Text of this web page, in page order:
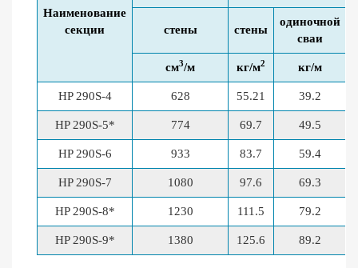
Наименование
секции
стены стены
одиночной
сваи
см3/м кг/м2 кг/м
HP 290S-4 628 55.21 39.2
HP 290S-5* 774 69.7 49.5
HP 290S-6 933 83.7 59.4
HP 290S-7 1080 97.6 69.3
HP 290S-8* 1230 111.5 79.2
HP 290S-9* 1380 125.6 89.2